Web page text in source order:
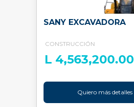
SANY EXCAVADORA
CONSTRUCCIÓN
L 4,563,200.00
Quiero más detalles